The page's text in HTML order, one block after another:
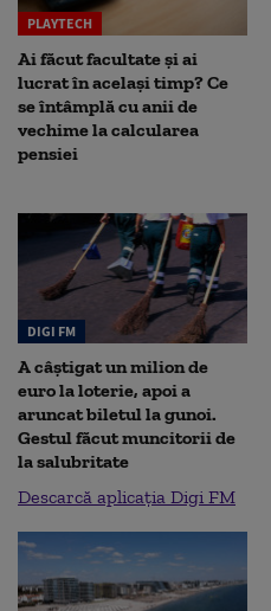
PLAYTECH
Ai făcut facultate și ai
lucrat în același timp? Ce
se întâmplă cu anii de
vechime la calcularea
pensiei
DIGI FM
A câștigat un milion de
euro la loterie, apoi a
aruncat biletul la gunoi.
Gestul făcut muncitorii de
la salubritate
Descarcă aplicația Digi FM